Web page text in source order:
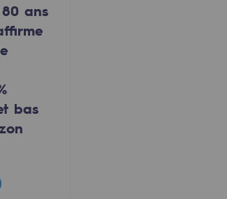
ans
bas